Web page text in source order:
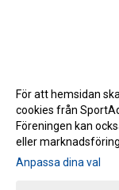
För att hemsidan
cookies från
Föreningen kan
eller
Anpassa dina val